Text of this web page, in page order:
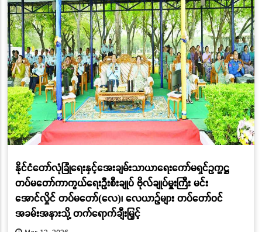
နိုင်ငံတော်လုံခြုံရေးနှင့်အေးချမ်းသာယာရေးကော်မရှင်ဥက္ကဋ္ဌ
တပ်မတော်ကာကွယ်ရေးဦးစီးချုပ် ဗိုလ်ချုပ်မှူးကြီး မင်း
အောင်လှိုင် တပ်မတော်(လေ)၊ လေယာဉ်များ တပ်တော်ဝင်
အခမ်းအနားသို့ တက်ရောက်ချီးမြှင့်